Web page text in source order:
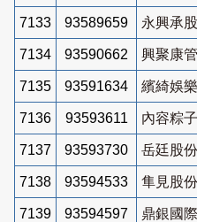
7133 93589659 永興承
7134 93590662 興聚康
7135 93591634 繽綺娛
7136 93593611 內容粽
7137 93593730 岳廷股
7138 93594533 隼見股
7139 93594597 鼎銀國